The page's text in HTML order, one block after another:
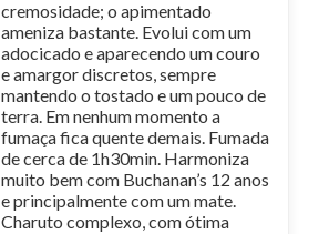
cremosidade; o apimentado
ameniza bastante. Evolui com um
adocicado e aparecendo um couro
e amargor discretos, sempre
mantendo o tostado e um pouco de
terra. Em nenhum momento a
fumaça fica quente demais. Fumada
de cerca de 1h30min. Harmoniza
muito bem com Buchanan’s 12 anos
e principalmente com um mate.
Charuto complexo, com ótima